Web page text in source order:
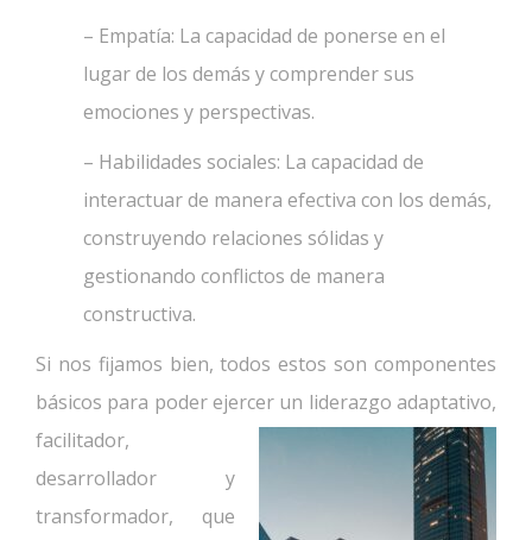
– Empatía: La capacidad de ponerse en el
lugar de los demás y comprender sus
emociones y perspectivas.
– Habilidades sociales: La capacidad de
interactuar de manera efectiva con los demás,
construyendo relaciones sólidas y
gestionando conflictos de manera
constructiva.
Si nos fijamos bien, todos estos son componentes
básicos para poder ejercer un liderazgo adaptativo,
facilitador,
desarrollador y
transformador, que